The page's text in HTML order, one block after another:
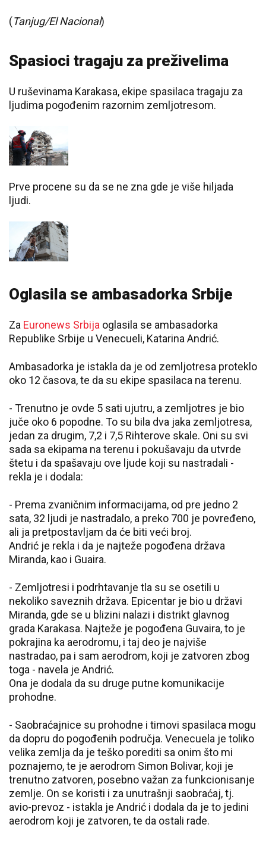
(Tanjug/El Nacional)
Spasioci tragaju za preživelima
U ruševinama Karakasa, ekipe spasilaca tragaju za
ljudima pogođenim razornim zemljotresom.
Prve procene su da se ne zna gde je više hiljada
ljudi.
Oglasila se ambasadorka Srbije
Za Euronews Srbija oglasila se ambasadorka
Republike Srbije u Venecueli, Katarina Andrić.
Ambasadorka je istakla da je od zemljotresa proteklo
oko 12 časova, te da su ekipe spasilaca na terenu.
- Trenutno je ovde 5 sati ujutru, a zemljotres je bio
juče oko 6 popodne. To su bila dva jaka zemljotresa,
jedan za drugim, 7,2 i 7,5 Rihterove skale. Oni su svi
sada sa ekipama na terenu i pokušavaju da utvrde
štetu i da spašavaju ove ljude koji su nastradali -
rekla je i dodala:
- Prema zvaničnim informacijama, od pre jedno 2
sata, 32 ljudi je nastradalo, a preko 700 je povređeno,
ali ja pretpostavljam da će biti veći broj.
Andrić je rekla i da je najteže pogođena država
Miranda, kao i Guaira.
- Zemljotresi i podrhtavanje tla su se osetili u
nekoliko saveznih država. Epicentar je bio u državi
Miranda, gde se u blizini nalazi i distrikt glavnog
grada Karakasa. Najteže je pogođena Guvaira, to je
pokrajina ka aerodromu, i taj deo je najviše
nastradao, pa i sam aerodrom, koji je zatvoren zbog
toga - navela je Andrić.
Ona je dodala da su druge putne komunikacije
prohodne.
- Saobraćajnice su prohodne i timovi spasilaca mogu
da dopru do pogođenih područja. Venecuela je toliko
velika zemlja da je teško porediti sa onim što mi
poznajemo, te je aerodrom Simon Bolivar, koji je
trenutno zatvoren, posebno važan za funkcionisanje
zemlje. On se koristi i za unutrašnji saobraćaj, tj.
avio-prevoz - istakla je Andrić i dodala da je to jedini
aerodrom koji je zatvoren, te da ostali rade.